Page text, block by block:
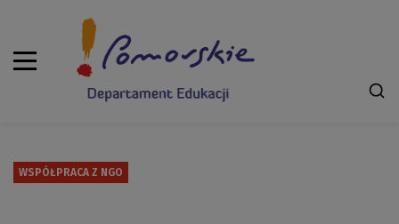
WSPÓŁPRACA Z NGO